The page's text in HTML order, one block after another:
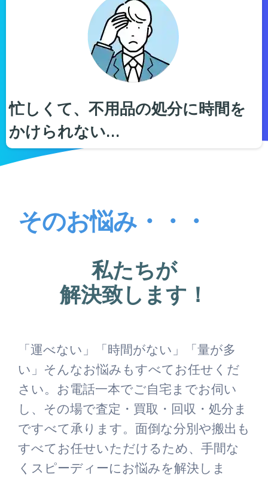
忙しくて、不用品の処分に時間を
かけられない…
そのお悩み・・・
私たちが
解決致します！
「運べない」「時間がない」「量が多
い」そんなお悩みもすべてお任せくだ
さい。お電話一本でご自宅までお伺い
し、その場で査定・買取・回収・処分ま
ですべて承ります。面倒な分別や搬出も
すべてお任せいただけるため、手間な
くスピーディーにお悩みを解決しま